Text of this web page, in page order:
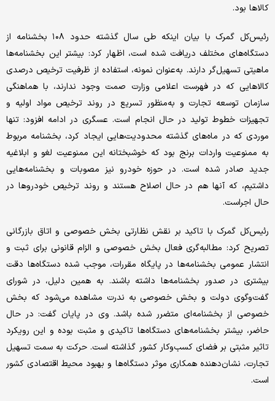
کالاها بود.
رئیس‌کل گمرک با بیان اینکه طی سال گذشته حدود ۱۰۸ بخشنامه از
دستگاه‌های مختلف دریافت شده است، اظهار کرد: بیشتر این بخشنامه‌ها
ماهیتی تسهیل‌گر دارند. به‌عنوان نمونه، استفاده از ظرفیت ترخیص درصدی
کالاهایی که در فهرست اعلامی وزارت صمت وجود ندارند، با هماهنگی
سازمان توسعه تجارت و به‌منظور تسریع در روند ترخیص مواد اولیه و
تجهیزات خطوط تولید در حال انجام است. عسگری در ادامه افزود: تنها
موردی که در ماه‌های گذشته محدودیت‌هایی ایجاد کرد، بخشنامه مربوط
به ممنوعیت واردات برنج بود که خوشبختانه این ممنوعیت لغو و ابلاغیه
جدید صادر شده است. در حوزه خودرو نیز مصوبات و بخشنامه‌هایی
داشتیم، که آنها هم در حال اصلاح هستند و روند ترخیص خودروها در
حال اجراست.
رئیس‌کل گمرک با تاکید بر نقش نظارتی بخش خصوصی و اتاق بازرگانی
تصریح کرد: مطالبه‌گری فعال بخش خصوصی و الزام قانونی برای ثبت و
انتشار عمومی بخشنامه‌ها در پایگاه مقررات، موجب شده دستگاه‌ها دقت
بیشتری در صدور بخشنامه‌ها داشته باشند. به همین دلیل، در شورای
گفت‌وگوی دولت و بخش خصوصی به ندرت مشاهده می‌شود که بخش
خصوصی از بخشنامه‌ای متضرر شده باشد. وی در پایان گفت: در حال
حاضر، بیشتر بخشنامه‌های دستگاه‌ها تاکیدی و مثبت بوده و این رویکرد
تاثیر مثبتی بر فضای کسب‌وکار کشور گذاشته است. حرکت به سمت تسهیل
تجارت، نشان‌دهنده همکاری موثر دستگاه‌ها و بهبود محیط اقتصادی کشور
است.